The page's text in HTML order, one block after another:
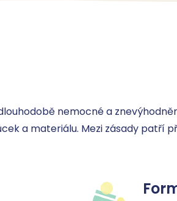
nemocné a
a materiálu. Mezi zásady patří